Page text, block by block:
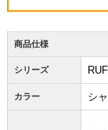
商品仕様
シリーズ
カラー シ